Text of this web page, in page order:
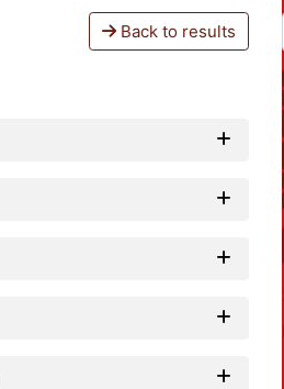
Back to results